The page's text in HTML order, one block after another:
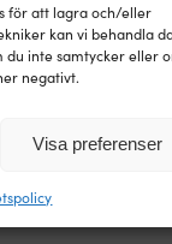
för att lagra och/eller
kan vi behandla
du inte samtycker eller
negativt.
Visa preferenser